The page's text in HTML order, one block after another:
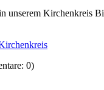
unserem Kirchenkreis
0)